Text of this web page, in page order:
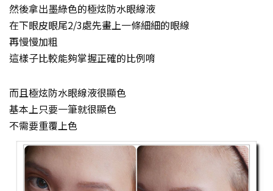
然後拿出墨綠色的極炫防水眼線液
在下眼皮眼尾2/3處先畫上一條細細的眼線
再慢慢加粗
這樣子比較能夠掌握正確的比例唷
而且極炫防水眼線液很顯色
基本上只要一筆就很顯色
不需要重覆上色